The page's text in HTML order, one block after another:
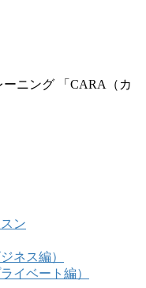
ニング 「CARA（カ
ン
ネス編）
イベート編）